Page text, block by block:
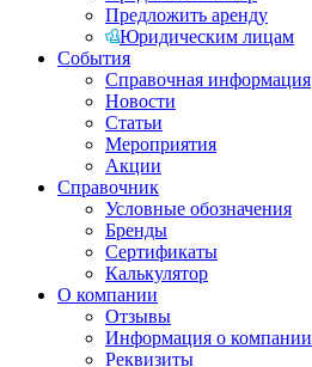
Предложить аренду
Юридическим лицам
События
Справочная информация
Новости
Статьи
Мероприятия
Акции
Справочник
Условные обозначения
Бренды
Сертификаты
Калькулятор
О компании
Отзывы
Информация о компании
Реквизиты